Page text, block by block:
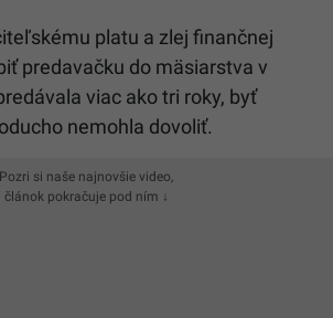
platu a zlej finančnej
predavačku do mäsiarstva v
viac ako tri roky, byť
nemohla dovoliť.
Pozri si naše najnovšie video,
článok pokračuje pod ním ↓